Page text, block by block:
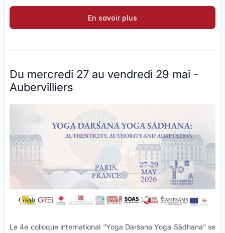
En savoir plus
Du mercredi 27 au vendredi 29 mai -
Aubervilliers
Le 4e colloque international “Yoga Darśana Yoga Sādhana” se